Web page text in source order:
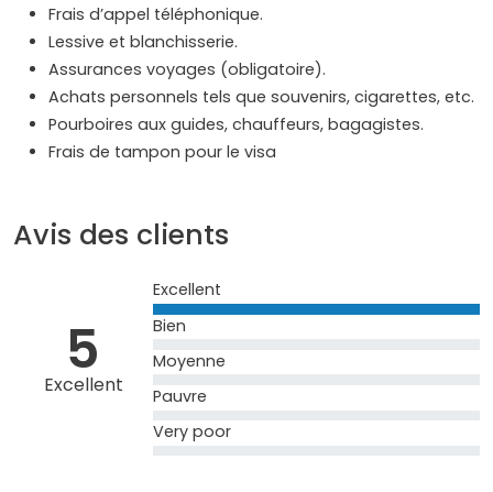
Frais d’appel téléphonique.
Lessive et blanchisserie.
Assurances voyages (obligatoire).
Achats personnels tels que souvenirs, cigarettes, etc.
Pourboires aux guides, chauffeurs, bagagistes.
Frais de tampon pour le visa
Avis des clients
5
Excellent
Excellent
Bien
Moyenne
Pauvre
Very poor